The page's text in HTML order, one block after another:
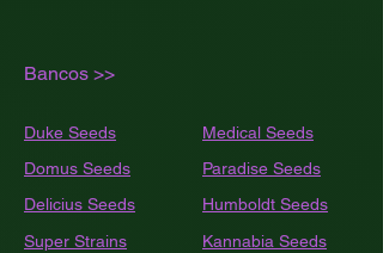
Bancos >>
Duke Seeds
Medical Seeds
Domus Seeds
Paradise Seeds
Delicius Seeds
Humboldt Seeds
Kannabia Seeds
Super Strains